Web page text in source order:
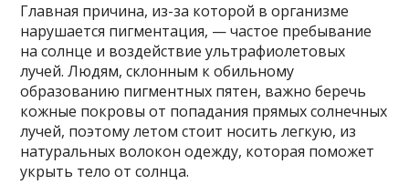
Главная причина, из-за которой в организме
нарушается пигментация, — частое пребывание
на солнце и воздействие ультрафиолетовых
лучей. Людям, склонным к обильному
образованию пигментных пятен, важно беречь
кожные покровы от попадания прямых солнечных
лучей, поэтому летом стоит носить легкую, из
натуральных волокон одежду, которая поможет
укрыть тело от солнца.